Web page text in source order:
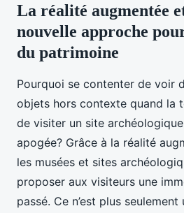
La réalité augmentée
nouvelle approche
du patrimoine
Pourquoi se contenter de voir
objets hors contexte quand la
de visiter un site
apogée? Grâce à la réalité
les musées et sites
proposer aux visiteurs une
passé. Ce n’est plus